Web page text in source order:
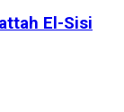
El-Sisi